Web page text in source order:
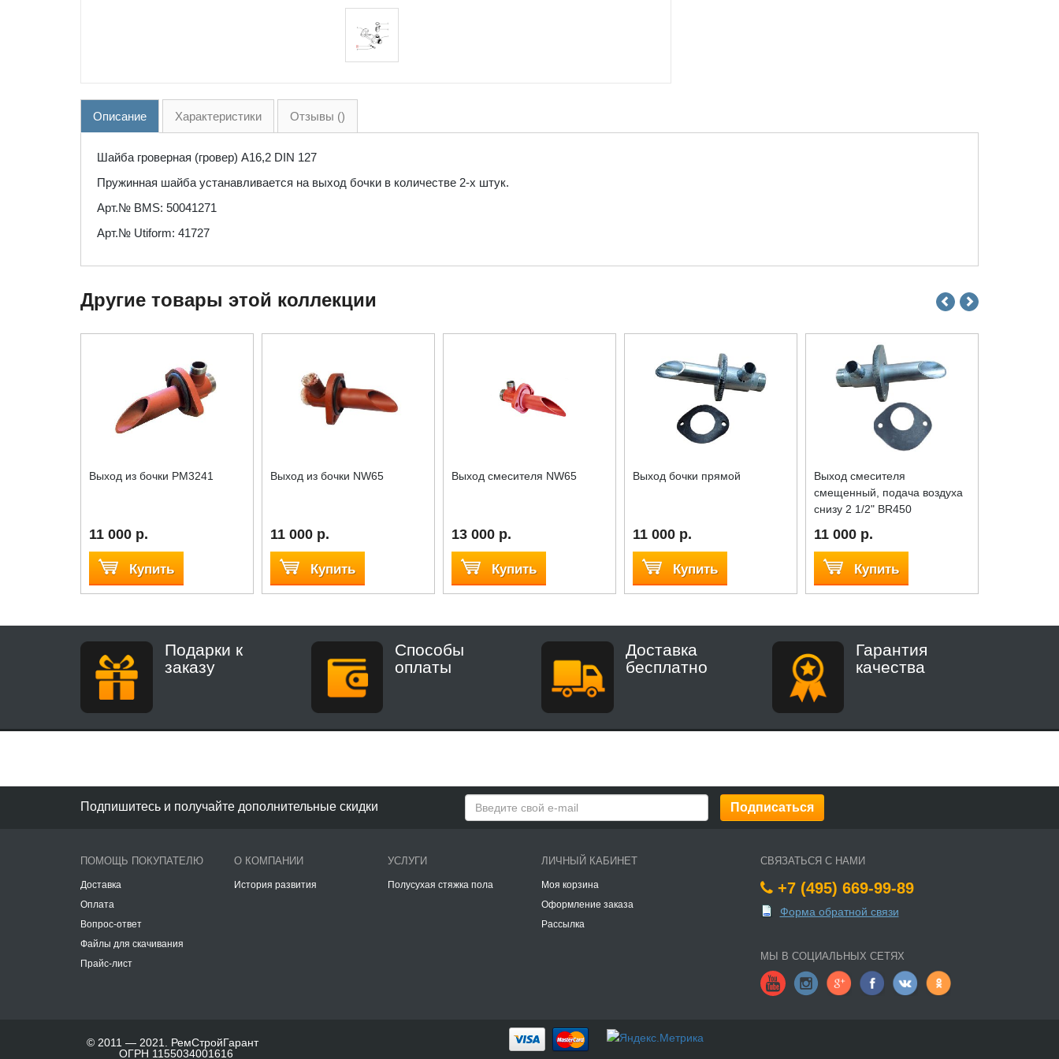
Описание Характеристики Отзывы ()
Шайба гроверная (гровер) А16,2 DIN 127
Пружинная шайба устанавливается на выход бочки в количестве 2-х штук.
Арт.№ BMS: 50041271
Арт.№ Utiform: 41727
Другие товары этой коллекции
Выход из бочки PM3241
11 000 р.
Купить
Выход из бочки NW65
11 000 р.
Купить
Выход смесителя NW65
13 000 р.
Купить
Выход бочки прямой
11 000 р.
Купить
Выход смесителя
смещенный, подача воздуха
снизу 2 1/2" BR450
11 000 р.
Купить
Подарки к
заказу
Способы
оплаты
Доставка
бесплатно
Гарантия
качества
Подпишитесь и получайте дополнительные скидки
ПОМОЩЬ ПОКУПАТЕЛЮ
Доставка
Оплата
Вопрос-ответ
Файлы для скачивания
Прайс-лист
О КОМПАНИИ
История развития
УСЛУГИ
Полусухая стяжка пола
ЛИЧНЫЙ КАБИНЕТ
Моя корзина
Оформление заказа
Рассылка
СВЯЗАТЬСЯ С НАМИ
+7 (495) 669-99-89
Форма обратной связи
МЫ В СОЦИАЛЬНЫХ СЕТЯХ
© 2011 — 2021. РемСтройГарант
ОГРН 1155034001616